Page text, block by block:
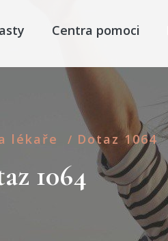
Centra pomoci
lékaře / Dotaz 1064
1064